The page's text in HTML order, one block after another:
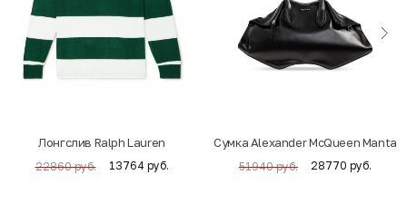
Лонгслив Ralph Lauren
22860 руб. 13764 руб.
Cумка Alexander McQueen Manta
51940 руб. 28770 руб.